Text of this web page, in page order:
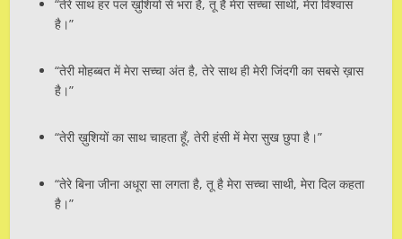
“तेरे साथ हर पल ख़ुशियों से भरा है, तू है मेरा सच्चा साथी, मेरा विश्वास
है।”
“तेरी मोहब्बत में मेरा सच्चा अंत है, तेरे साथ ही मेरी जिंदगी का सबसे ख़ास
है।”
“तेरी ख़ुशियों का साथ चाहता हूँ, तेरी हंसी में मेरा सुख छुपा है।”
“तेरे बिना जीना अधूरा सा लगता है, तू है मेरा सच्चा साथी, मेरा दिल कहता
है।”